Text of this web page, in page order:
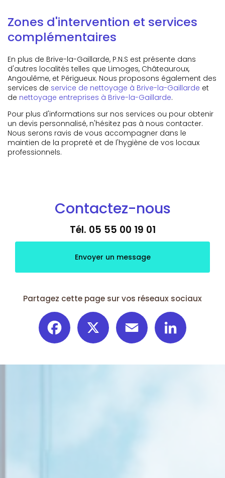
Zones d'intervention et services
complémentaires
En plus de Brive-la-Gaillarde, P.N.S est présente dans
d'autres localités telles que Limoges, Châteauroux,
Angoulême, et Périgueux. Nous proposons également des
services de service de nettoyage à Brive-la-Gaillarde et
de nettoyage entreprises à Brive-la-Gaillarde.
Pour plus d'informations sur nos services ou pour obtenir
un devis personnalisé, n'hésitez pas à nous contacter.
Nous serons ravis de vous accompagner dans le
maintien de la propreté et de l'hygiène de vos locaux
professionnels.
Contactez-nous
Tél. 05 55 00 19 01
Envoyer un message
Partagez cette page sur vos réseaux sociaux
Facebook Email